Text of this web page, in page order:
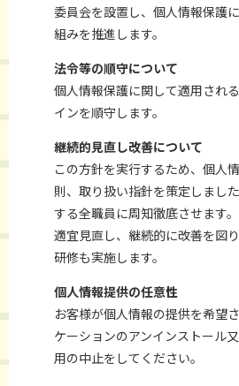
委員会を設置し、個人情報保護
組みを推進します。
法令等の順守について
個人情報保護に関して適用され
インを順守します。
継続的見直し改善について
この方針を実行するため、個人
則、取り扱い指針を策定しまし
する全職員に周知徹底させます
適宜見直し、継続的に改善を図
研修も実施します。
個人情報提供の任意性
お客様が個人情報の提供を希望
ケーションのアンインストール
用の中止をしてください。